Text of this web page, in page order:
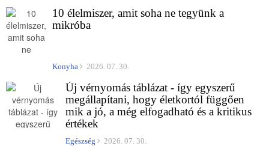
10 élelmiszer, amit soha ne tegyünk a
mikróba
Konyha 2026. 07. 30.
Új vérnyomás táblázat - így egyszerű
megállapítani, hogy életkortól függően
mik a jó, a még elfogadható és a kritikus
értékek
Egészség 2026. 07. 30.